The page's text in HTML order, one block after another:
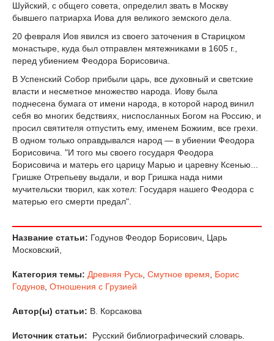
Шуйский, с общего совета, определил звать в Москву
бывшего патриарха Иова для великого земского дела.
20 февраля Иов явился из своего заточения в Старицком
монастыре, куда был отправлен мятежниками в 1605 г.,
перед убиением Феодора Борисовича.
В Успенский Собор прибыли царь, все духовный и светские
власти и несметное множество народа. Иову была
поднесена бумага от имени народа, в которой народ винил
себя во многих бедствиях, ниспосланных Богом на Россию, и
просил святителя отпустить ему, именем Божиим, все грехи.
В одном только оправдывался народ — в убиении Феодора
Борисовича. "И того мы своего государя Феодора
Борисовича и матерь его царицу Марью и царевну Ксенью...
Гришке Отрепьеву выдали, и вор Гришка нада ними
мучительски творил, как хотел: Государя нашего Феодора с
матерью его смерти предал".
Название статьи: Годунов Феодор Борисович, Царь
Московский,
Категория темы: Древняя Русь Смутное время
Борис
Годунов Отношения с Грузией
Автор(ы) статьи: В. Корсакова
Источник статьи:
Русский библиографический словарь.